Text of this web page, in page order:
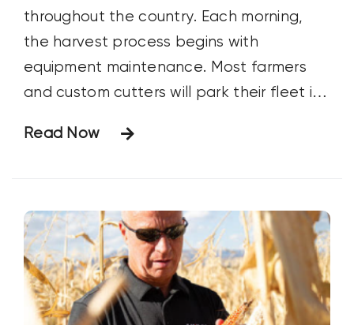
throughout the country. Each morning,
the harvest process begins with
equipment maintenance. Most farmers
and custom cutters will park their fleet in
readily perform daily service. This involves
Read Now